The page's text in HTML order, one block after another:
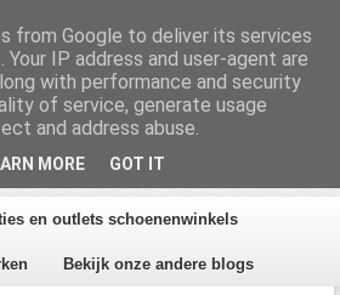
Homepage Inhoud
en Laars 2026
over schoenen
en outlets schoenenwinkels
Bekijk onze andere blogs
from Google to deliver its services
IP address and user-agent are
with performance and security
of service, generate usage
and address abuse.
MORE GOT IT